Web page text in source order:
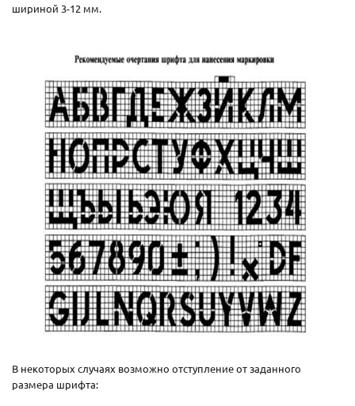
шириной 3-12 мм.
В некоторых случаях возможно отступление от заданного
размера шрифта: